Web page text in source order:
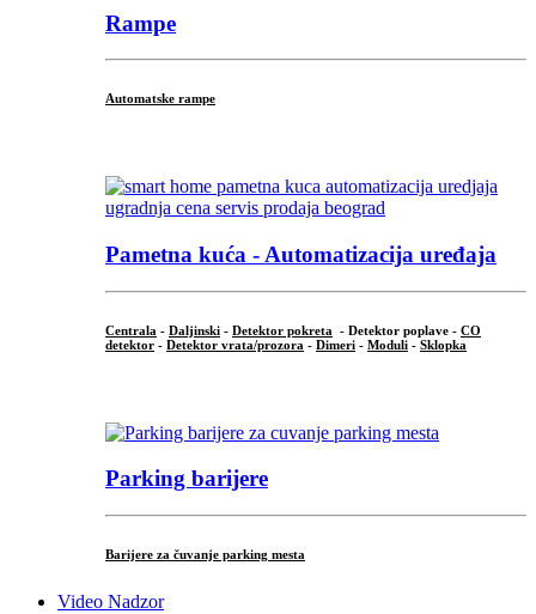
Rampe
Automatske rampe
Pametna kuća - Automatizacija uređaja
Centrala - Daljinski - Detektor pokreta - Detektor poplave - CO
detektor - Detektor vrata/prozora - Dimeri - Moduli - Sklopka
Parking barijere
Barijere za čuvanje parking mesta
Video Nadzor